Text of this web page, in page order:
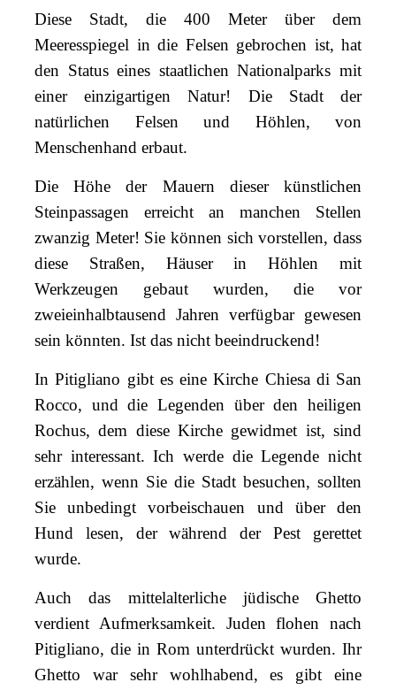
Diese Stadt, die 400 Meter über dem
Meeresspiegel in die Felsen gebrochen ist, hat
den Status eines staatlichen Nationalparks mit
einer einzigartigen Natur! Die Stadt der
natürlichen Felsen und Höhlen, von
Menschenhand erbaut.
Die Höhe der Mauern dieser künstlichen
Steinpassagen erreicht an manchen Stellen
zwanzig Meter! Sie können sich vorstellen, dass
diese Straßen, Häuser in Höhlen mit
Werkzeugen gebaut wurden, die vor
zweieinhalbtausend Jahren verfügbar gewesen
sein könnten. Ist das nicht beeindruckend!
In Pitigliano gibt es eine Kirche Chiesa di San
Rocco, und die Legenden über den heiligen
Rochus, dem diese Kirche gewidmet ist, sind
sehr interessant. Ich werde die Legende nicht
erzählen, wenn Sie die Stadt besuchen, sollten
Sie unbedingt vorbeischauen und über den
Hund lesen, der während der Pest gerettet
wurde.
Auch das mittelalterliche jüdische Ghetto
verdient Aufmerksamkeit. Juden flohen nach
Pitigliano, die in Rom unterdrückt wurden. Ihr
Ghetto war sehr wohlhabend, es gibt eine